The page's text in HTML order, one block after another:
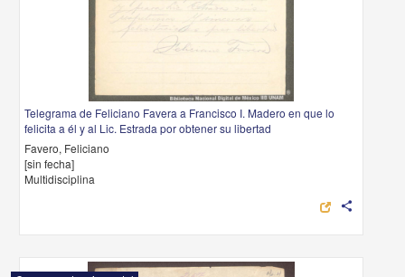
Telegrama de Feliciano Favera a Francisco I. Madero en que lo
felicita a él y al Lic. Estrada por obtener su libertad
Favero, Feliciano
[sin fecha]
Multidisciplina
share